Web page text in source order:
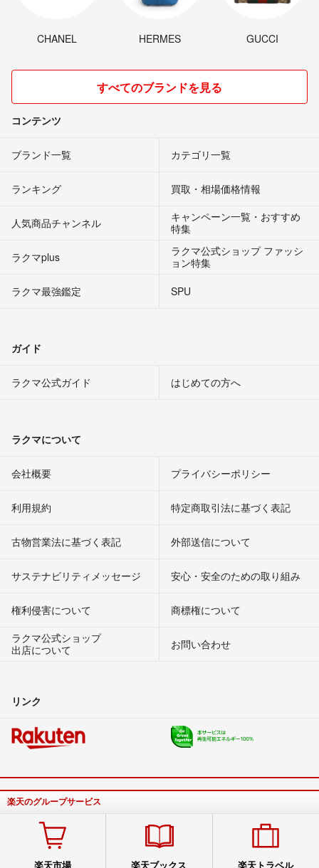
CHANEL HERMES GUCCI
すべてのブランドを見る
コンテンツ
ブランド一覧 カテゴリ一覧
ランキング 買取・相場価格情報
人気商品チャンネル
キャンペーン一覧・おすすめ
特集
ラクマplus
ラクマ公式ショップ ファッシ
ョン特集
ラクマ最強鑑定
SPU
ガイド
ラクマ公式ガイド はじめての方へ
ラクマについて
会社概要 プライバシーポリシー
利用規約 特定商取引法に基づく表記
古物営業法に基づく表記 外部送信について
サステナビリティメッセージ 安心・安全のための取り組み
権利侵害について
商標権について
ラクマ公式ショップ
出店について
お問い合わせ
リンク
楽天のグループサービス
楽天市場 楽天ブックス 楽天トラベル